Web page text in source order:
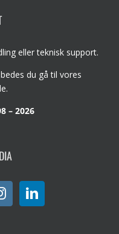
eller teknisk support.
du gå til vores
.
– 2026